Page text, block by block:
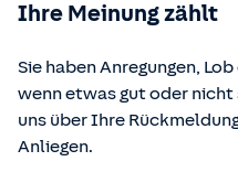
§§ 59 – 68 Gesetz über
§ 48b
Verordnung über die
Ihre Meinung zählt
Sie haben Anregungen,
wenn etwas gut oder
uns über Ihre
Anliegen.